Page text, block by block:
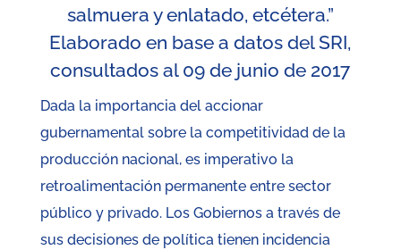
salmuera y enlatado, etcétera.”
Elaborado en base a datos del SRI,
consultados al 09 de junio de 2017
Dada la importancia del accionar
gubernamental sobre la competitividad de la
producción nacional, es imperativo la
retroalimentación permanente entre sector
público y privado. Los Gobiernos a través de
sus decisiones de política tienen incidencia